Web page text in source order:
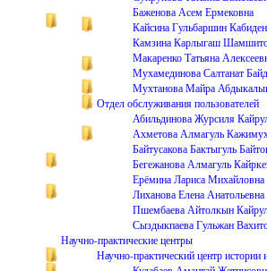
Баженова Асем Ермековна
Кайсина Гульбаршин
Камзина Карлыгаш
Макаренко Татьяна
Мухамединова Салтанат
Мухтанова Майра
Отдел обслуживания пользователей
Абильдинова Журсиля
Ахметова Алмагуль
Байтусакова Бактыгуль
Бегежанова Алмагуль
Ерёмина Лариса Михайловна
Лиханова Елена Анатольевна
Пшембаева Айтолкын
Сыздыкпаева Гульжан
Научно-практические центры
Научно-практический центр